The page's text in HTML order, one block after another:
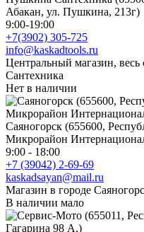
Абакан, ул. Пушкина, 213г)
9:00-19:00
+7(3902) 305-725
info@kaskadtools.ru
Центральный магазин, весь
Сантехника
Нет в наличии
Саяногорск (655600,
Микрорайон
9:00 - 18:00
+7 (39042) 2-69-69
kaskadsayan@mail.ru
Магазин в городе
В наличии мало